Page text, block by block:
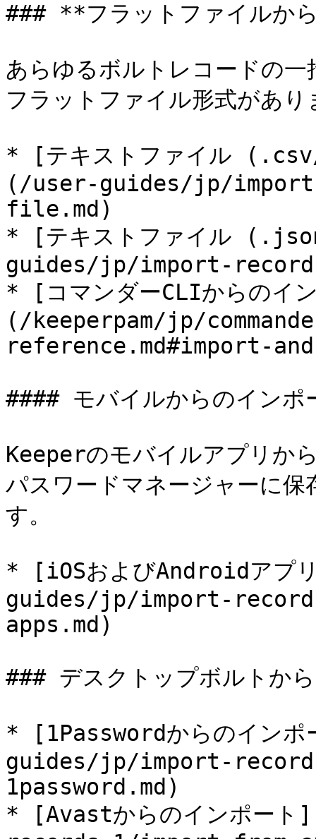
### **フラットファイルか
あらゆるボルトレコードの
フラットファイル形式があり
* [テキストファイル
(/user-guides/jp/
file.md)
* [テキストファイル
guides/jp/import-
* [コマンダーCLIからのイ
(/keeperpam/jp/
reference.md#import-
#### モバイルからのインポ
Keeperのモバイルアプリか
パスワードマネージャーに
す。
* [iOSおよびAndroidアプ
guides/jp/import-
apps.md)
### デスクトップボルトか
* [1Passwordからのイン
guides/jp/import-
1password.md)
* [Avastからのインポ